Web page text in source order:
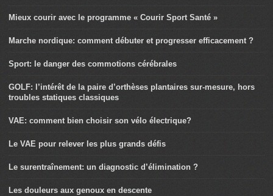
Mieux courir avec le programme « Courir Sport Santé »
Marche nordique: comment débuter et progresser efficacement ?
Sport: le danger des commotions cérébrales
GOLF: l’intérêt de la paire d’orthèses plantaires sur-mesure, hors
troubles statiques classiques
VAE: comment bien choisir son vélo électrique?
Le VAE pour relever les plus grands défis
Le surentraînement: un diagnostic d’élimination ?
Les douleurs aux genoux en descente